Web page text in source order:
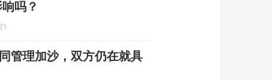
吗？
管理加沙，双方仍在就具